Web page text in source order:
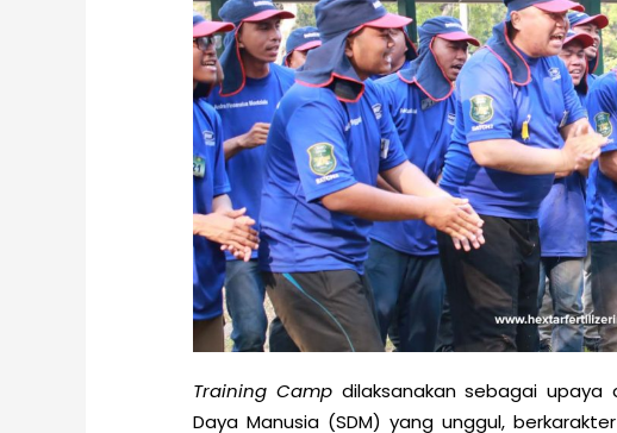
Training Campdilaksanakan sebagai upaya
Daya Manusia (SDM) yang unggul,